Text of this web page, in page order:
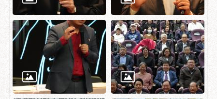
語
詞
彙
陳
統